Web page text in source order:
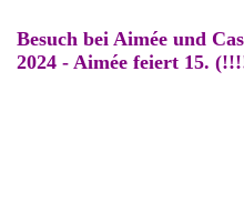
Besuch bei Aimée und
2024 - Aimée feiert 15.